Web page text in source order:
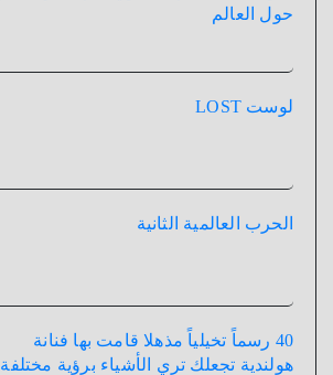
حول العالم
لوست LOST
الحرب العالمية الثانية
40 رسماً تخيلياً مذهلا قامت بها فنانة
هولندية تجعلك تري الأشياء برؤية مختلفة